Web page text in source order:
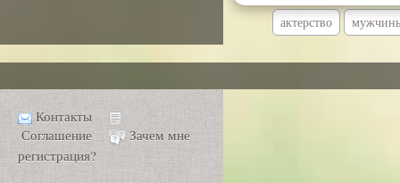
актерство
Контакты
Соглашение
Зачем мне
регистрация?